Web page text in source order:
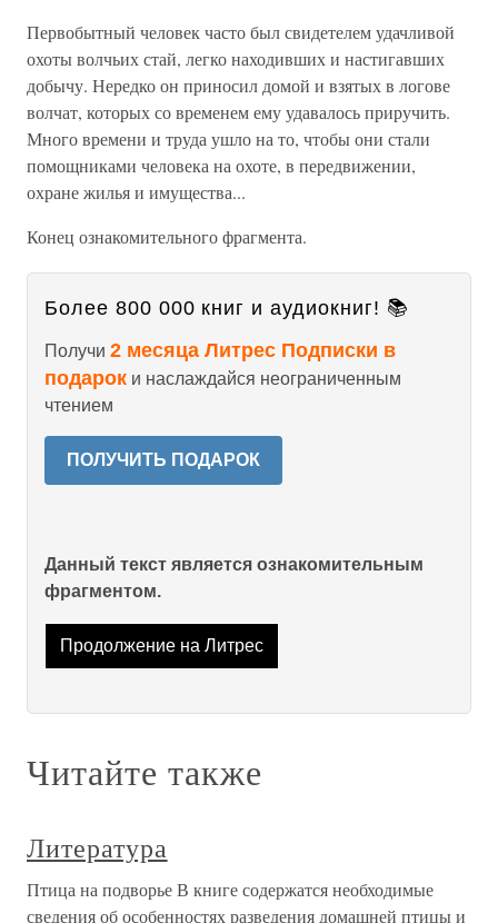
Первобытный человек часто был свидетелем удачливой
охоты волчьих стай, легко находивших и настигавших
добычу. Нередко он приносил домой и взятых в логове
волчат, которых со временем ему удавалось приручить.
Много времени и труда ушло на то, чтобы они стали
помощниками человека на охоте, в передвижении,
охране жилья и имущества...
Конец ознакомительного фрагмента.
Более 800 000 книг и аудиокниг! 📚
Получи 2 месяца Литрес Подписки в
подарок и наслаждайся неограниченным
чтением
ПОЛУЧИТЬ ПОДАРОК
Данный текст является ознакомительным
фрагментом.
Продолжение на Литрес
Читайте также
Литература
Птица на подворье В книге содержатся необходимые
сведения об особенностях разведения домашней птицы и